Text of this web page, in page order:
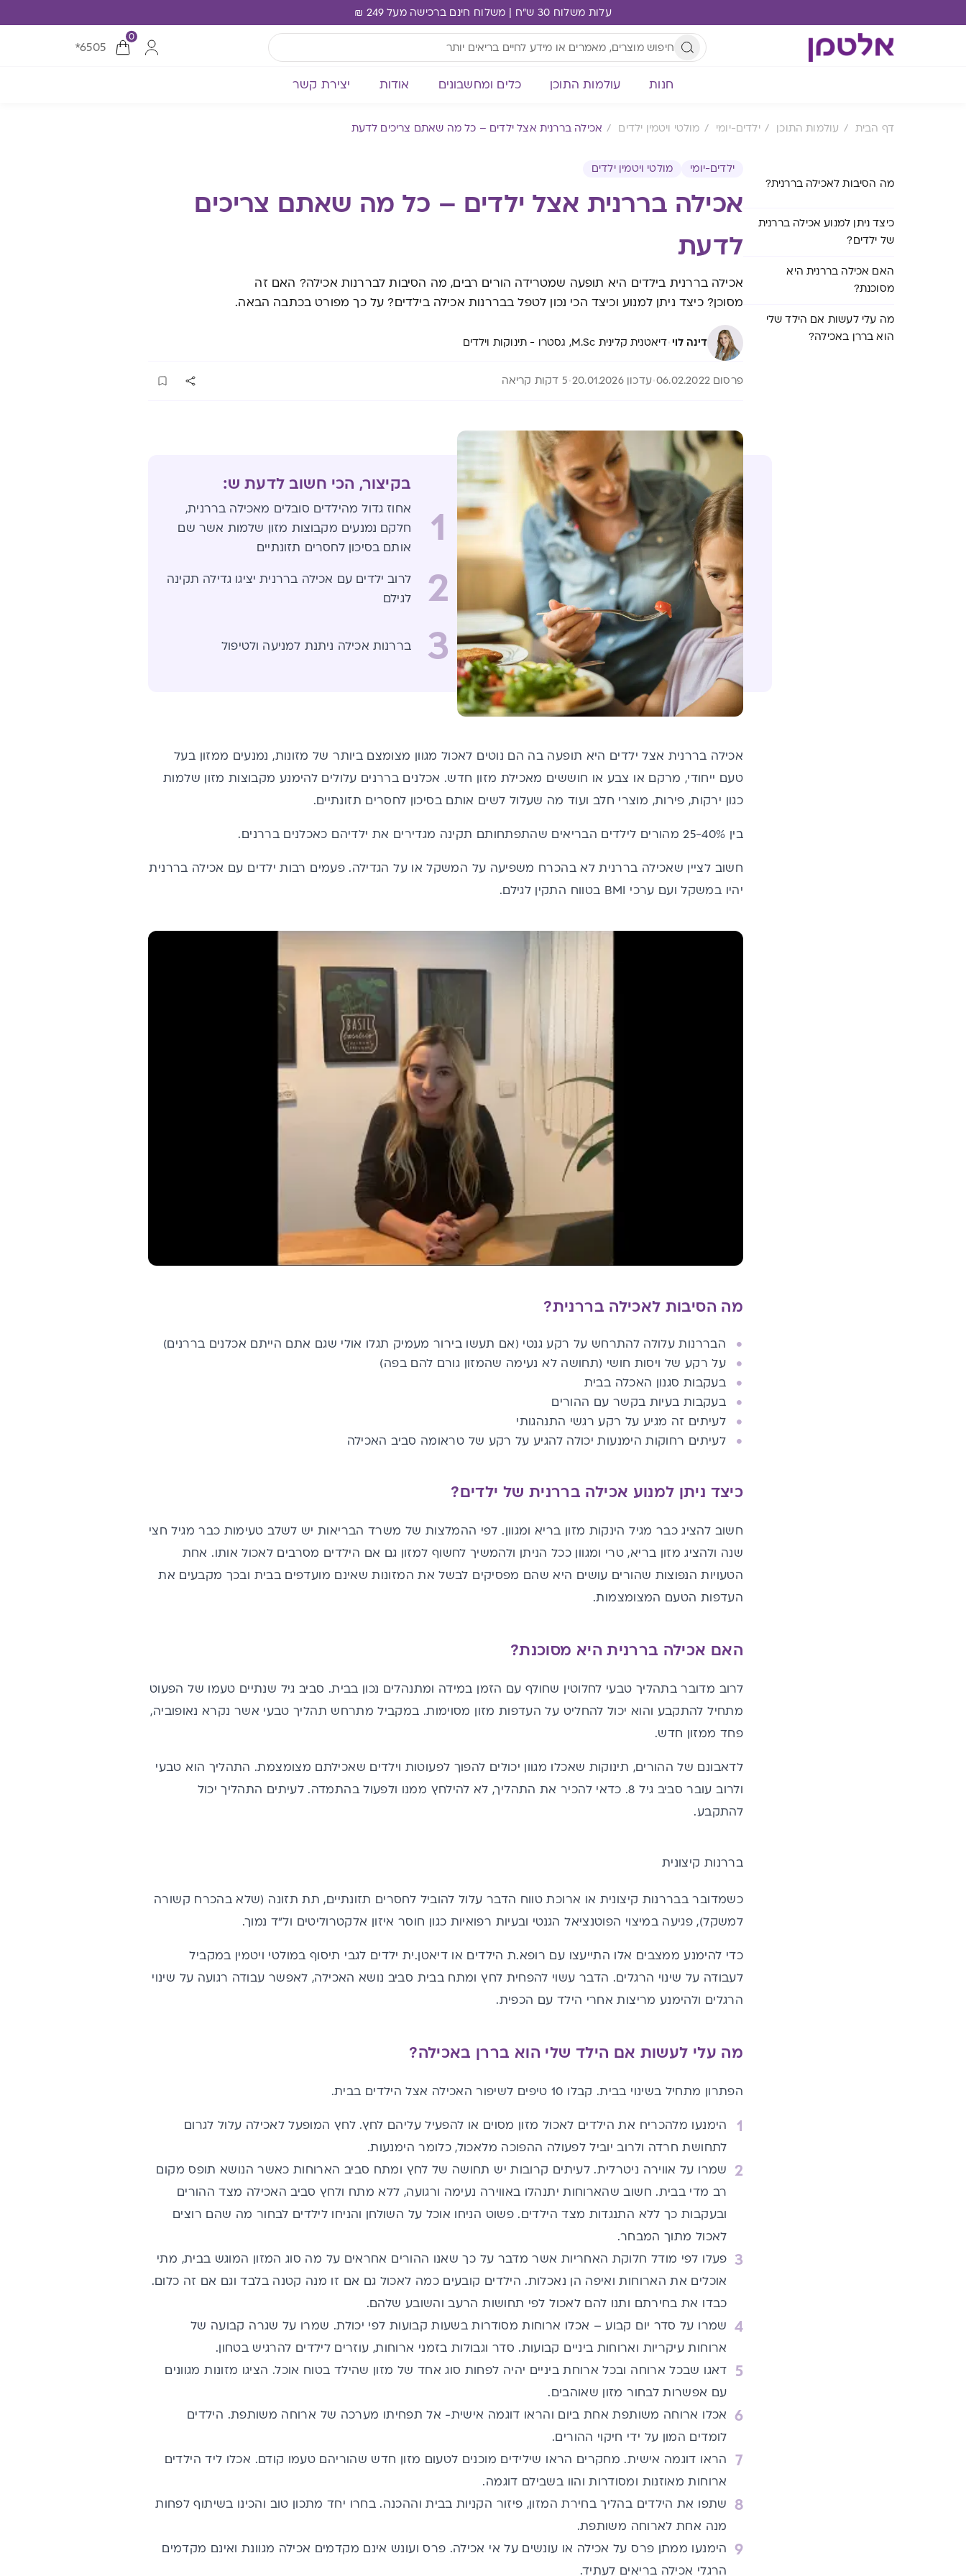
עלות משלוח 30 ש"ח | משלוח חינם ברכישה מעל 249 ₪
0
*6505
חנות עולמות התוכן כלים ומחשבונים אודות יצירת קשר
דף הבית עולמות התוכן ילדים-יומי מולטי ויטמין ילדים אכילה בררנית אצל ילדים – כל מה שאתם צריכים לדעת
מה הסיבות לאכילה בררנית?
כיצד ניתן למנוע אכילה בררנית
של ילדים?
האם אכילה בררנית היא
מסוכנת?
מה עלי לעשות אם הילד שלי
הוא בררן באכילה?
ילדים-יומי מולטי ויטמין ילדים
אכילה בררנית אצל ילדים – כל מה שאתם צריכים
לדעת
אכילה בררנית בילדים היא תופעה שמטרידה הורים רבים, מה הסיבות לבררנות אכילה? האם זה
מסוכן? כיצד ניתן למנוע וכיצד הכי נכון לטפל בבררנות אכילה בילדים? על כך מפורט בכתבה הבאה.
דינה לוי ·דיאטנית קלינית M.Sc, גסטרו - תינוקות וילדים
פרסום 06.02.2022 עדכון 20.01.2026 5 דקות קריאה
בקיצור, הכי חשוב לדעת ש:
1
אחוז גדול מהילדים סובלים מאכילה בררנית,
חלקם נמנעים מקבוצות מזון שלמות אשר שם
אותם בסיכון לחסרים תזונתיים
2
לרוב ילדים עם אכילה בררנית יציגו גדילה תקינה
לגילם
3 בררנות אכילה ניתנת למניעה ולטיפול
אכילה בררנית אצל ילדים היא תופעה בה הם נוטים לאכול מגוון מצומצם ביותר של מזונות, נמנעים ממזון בעל
טעם ייחודי, מרקם או צבע או חוששים מאכילת מזון חדש. אכלנים בררנים עלולים להימנע מקבוצות מזון שלמות
כגון ירקות, פירות, מוצרי חלב ועוד מה שעלול לשים אותם בסיכון לחסרים תזונתיים.
בין 25-40% מהורים לילדים הבריאים שהתפתחותם תקינה מגדירים את ילדיהם כאכלנים בררנים.
חשוב לציין שאכילה בררנית לא בהכרח משפיעה על המשקל או על הגדילה. פעמים רבות ילדים עם אכילה בררנית
יהיו במשקל ועם ערכי BMI בטווח התקין לגילם.
מה הסיבות לאכילה בררנית?
הבררנות עלולה להתרחש על רקע גנטי (אם תעשו בירור מעמיק תגלו אולי שגם אתם הייתם אכלנים בררנים)
על רקע של ויסות חושי (תחושה לא נעימה שהמזון גורם להם בפה)
בעקבות סגנון האכלה בבית
בעקבות בעיות בקשר עם ההורים
לעיתים זה מגיע על רקע רגשי התנהגותי
לעיתים רחוקות הימנעות יכולה להגיע על רקע של טראומה סביב האכילה
כיצד ניתן למנוע אכילה בררנית של ילדים?
חשוב להציג כבר מגיל הינקות מזון בריא ומגוון. לפי ההמלצות של משרד הבריאות יש לשלב טעימות כבר מגיל חצי
שנה ולהציג מזון בריא, טרי ומגוון ככל הניתן ולהמשיך לחשוף למזון גם אם הילדים מסרבים לאכול אותו. אחת
הטעויות הנפוצות שהורים עושים היא שהם מפסיקים לבשל את המזונות שאינם מועדפים בבית ובכך מקבעים את
העדפות הטעם המצומצמות.
האם אכילה בררנית היא מסוכנת?
לרוב מדובר בתהליך טבעי לחלוטין שחולף עם הזמן במידה ומתנהלים נכון בבית. סביב גיל שנתיים טעמו של הפעוט
מתחיל להתקבע והוא יכול להחליט על העדפות מזון מסוימות. במקביל מתרחש תהליך טבעי אשר נקרא נאופוביה,
פחד ממזון חדש.
לדאבונם של ההורים, תינוקות שאכלו מגוון יכולים להפוך לפעוטות וילדים שאכילתם מצומצמת. התהליך הוא טבעי
ולרוב עובר סביב גיל 8. כדאי להכיר את התהליך, לא להילחץ ממנו ולפעול בהתמדה. לעיתים התהליך יכול
להתקבע.
בררנות קיצונית
כשמדובר בבררנות קיצונית או ארוכת טווח הדבר עלול להוביל לחסרים תזונתיים, תת תזונה (שלא בהכרח קשורה
למשקל), פגיעה במיצוי הפוטנציאל הגנטי ובעיות רפואיות כגון חוסר איזון אלקטרוליטים ול"ד נמוך.
כדי להימנע ממצבים אלו התייעצו עם רופא.ת הילדים או דיאטן.ית ילדים לגבי תיסוף במולטי ויטמין במקביל
לעבודה על שינוי הרגלים. הדבר עשוי להפחית לחץ ומתח בבית סביב נושא האכילה, לאפשר עבודה רגועה על שינוי
הרגלים ולהימנע מריצות אחרי הילד עם הכפית.
מה עלי לעשות אם הילד שלי הוא בררן באכילה?
הפתרון מתחיל בשינוי בבית. קבלו 10 טיפים לשיפור האכילה אצל הילדים בבית.
הימנעו מלהכריח את הילדים לאכול מזון מסוים או להפעיל עליהם לחץ. לחץ המופעל לאכילה עלול לגרום
לתחושת חרדה ולרוב יוביל לפעולה ההפוכה מלאכול, כלומר הימנעות.
שמרו על אווירה ניטרלית. לעיתים קרובות יש תחושה של לחץ ומתח סביב הארוחות כאשר הנושא תופס מקום
רב מדי בבית. חשוב שהארוחות יתנהלו באווירה נעימה ורגועה, ללא מתח ולחץ סביב האכילה מצד ההורים
ובעקבות כך ללא התנגדות מצד הילדים. פשוט הניחו אוכל על השולחן והניחו לילדים לבחור מה שהם רוצים
לאכול מתוך המבחר.
פעלו לפי מודל חלוקת האחריות אשר מדבר על כך שאנו ההורים אחראים על מה סוג המזון המוגש בבית, מתי
אוכלים את הארוחות ואיפה הן נאכלות. הילדים קובעים כמה לאכול גם אם זו מנה קטנה בלבד וגם אם זה כלום.
כבדו את בחירתם ותנו להם לאכול לפי תחושות הרעב והשובע שלהם.
שמרו על סדר יום קבוע – אכלו ארוחות מסודרות בשעות קבועות לפי יכולת. שמרו על שגרה קבועה של
ארוחות עיקריות וארוחות ביניים קבועות. סדר וגבולות בזמני ארוחות, עוזרים לילדים להרגיש בטחון.
דאגו שבכל ארוחה ובכל ארוחת ביניים יהיה לפחות סוג אחד של מזון שהילד בטוח אוכל. הציגו מזונות מגוונים
עם אפשרות לבחור מזון שאוהבים.
אכלו ארוחה משותפת אחת ביום והראו דוגמה אישית- אל תפחיתו מערכה של ארוחה משותפת. הילדים
לומדים המון על ידי חיקוי ההורים.
הראו דוגמה אישית. מחקרים הראו שילידים מוכנים לטעום מזון חדש שהוריהם טעמו קודם. אכלו ליד הילדים
ארוחות מאוזנות ומסודרות והוו בשבילם דוגמה.
שתפו את הילדים בהליך בחירת המזון, פיזור הקניות בבית וההכנה. בחרו יחד מתכון טוב והכינו בשיתוף לפחות
מנה אחת לארוחה משותפת.
הימנעו ממתן פרס על אכילה או עונשים על אי אכילה. פרס ועונש אינם מקדמים אכילה מגוונת ואינם מקדמים
הרגלי אכילה בריאים לעתיד.